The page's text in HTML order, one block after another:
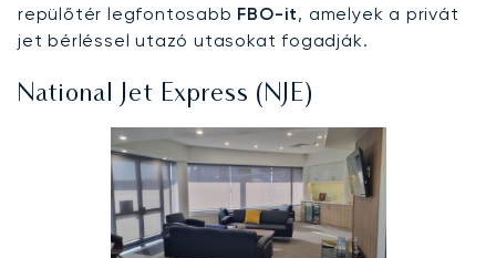
repülőtér legfontosabb FBO-it, amelyek a privát
jet bérléssel utazó utasokat fogadják.
National Jet Express (NJE)